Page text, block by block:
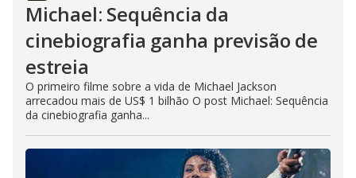
Michael: Sequência da
cinebiografia ganha previsão de
estreia
O primeiro filme sobre a vida de Michael Jackson
arrecadou mais de US$ 1 bilhão O post Michael: Sequência
da cinebiografia ganha...